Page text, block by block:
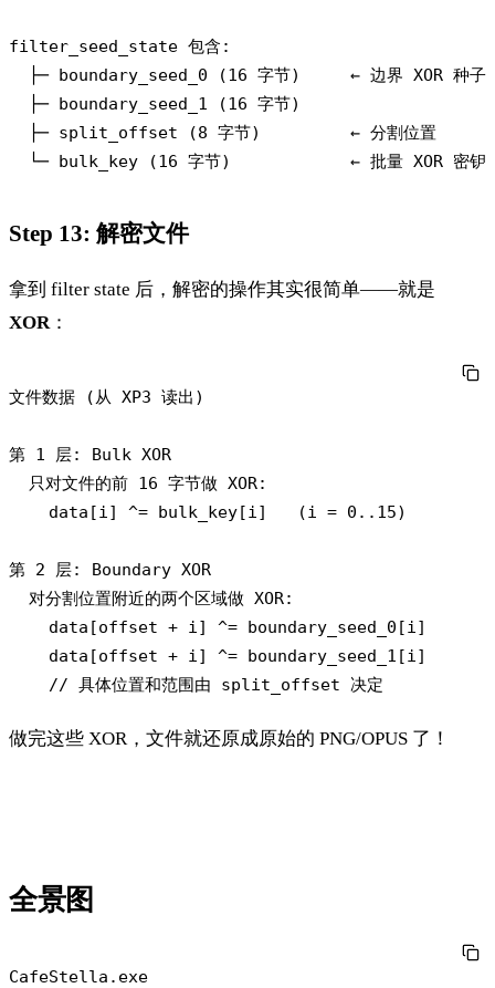
filter_seed_state 包含:
  ├─ boundary_seed_0 (16 字节)     ← 边界 XOR 种子
  ├─ boundary_seed_1 (16 字节)
  ├─ split_offset (8 字节)         ← 分割位置
Step 13: 解密文件
拿到 filter state 后，解密的操作其实很简单——就是
XOR ：
文件数据 (从 XP3 读出)
第 1 层: Bulk XOR
  只对文件的前 16 字节做 XOR:
    data[i] ^= bulk_key[i]   (i = 0..15)
第 2 层: Boundary XOR
  对分割位置附近的两个区域做 XOR:
    data[offset + i] ^= boundary_seed_0[i]
    data[offset + i] ^= boundary_seed_1[i]
做完这些 XOR，文件就还原成原始的 PNG/OPUS 了！
全景图
CafeStella.exe